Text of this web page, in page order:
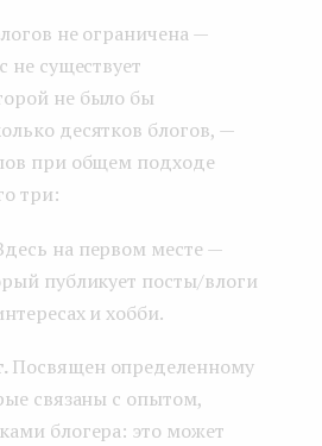
не ограничена —
не существует
не было бы
десятков блогов, —
при общем подходе
три:
на первом месте —
публикует посты/влоги
и хобби.
Посвящен определенному
связаны с опытом,
блогера: это может